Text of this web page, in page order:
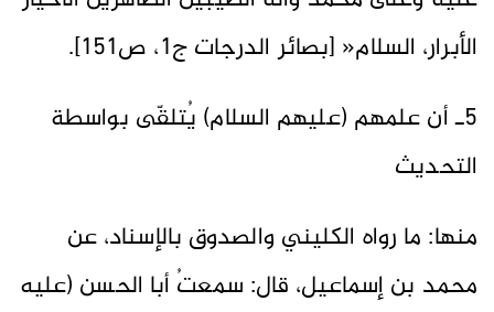
الأبرار، السلام« [بصائر الدرجات ج1، ص151].
5ـ أن علمهم (عليهم السلام) يُتلقّى بواسطة
التحديث
منها: ما رواه الكليني والصدوق بالإسناد، عن
محمد بن إسماعيل، قال: سمعتُ أبا الحسن (عليه